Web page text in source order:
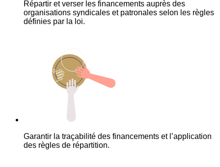
Répartir et verser les financements auprès des
organisations syndicales et patronales selon les règles
définies par la loi.
Garantir la traçabilité des financements et l’application
des règles de répartition.